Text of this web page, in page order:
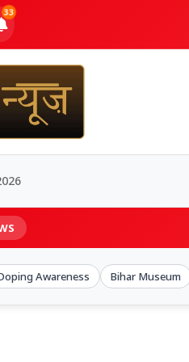
33
Awareness Bihar Museum